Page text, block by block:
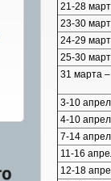
21-28
23-30
24-29
25-30
31 марта
3-10
4-10
7-14
11-16
12-18